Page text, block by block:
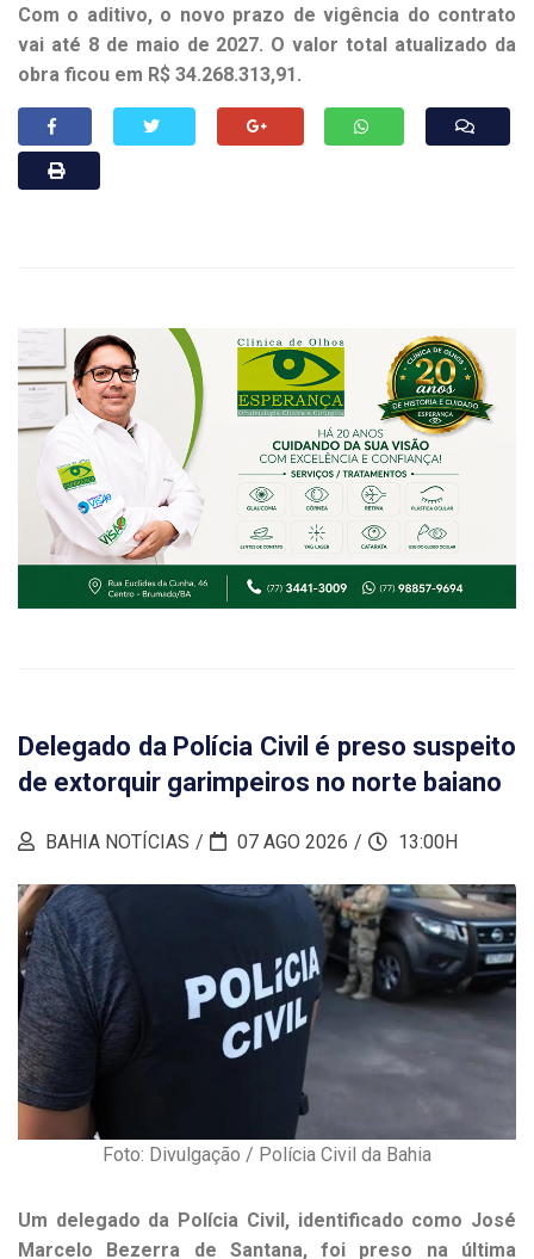
Com o aditivo, o novo prazo de vigência do contrato
vai até 8 de maio de 2027. O valor total atualizado da
obra ficou em R$ 34.268.313,91.
Delegado da Polícia Civil é preso suspeito
de extorquir garimpeiros no norte baiano
BAHIA NOTÍCIAS 07 AGO 2026 13:00H
Foto: Divulgação / Polícia Civil da Bahia
Um delegado da Polícia Civil, identificado como José
Marcelo Bezerra de Santana, foi preso na última